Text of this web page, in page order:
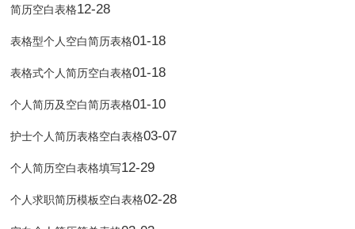
简历空白表格12-28
表格型个人空白简历表格01-18
表格式个人简历空白表格01-18
个人简历及空白简历表格01-10
护士个人简历表格空白表格03-07
个人简历空白表格填写12-29
个人求职简历模板空白表格02-28